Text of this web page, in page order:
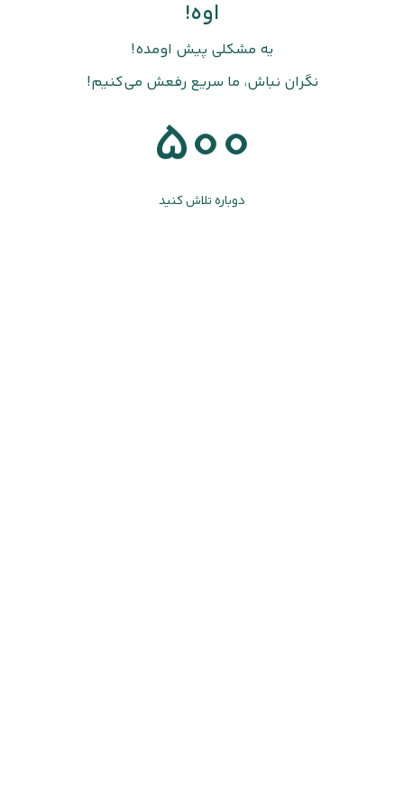
اوه!
یه مشکلی پیش اومده!
نگران نباش، ما سریع رفعش می‌کنیم!
500
دوباره تلاش کنید